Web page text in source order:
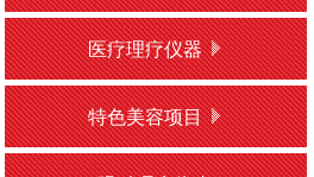
医疗理疗仪器
特色美容项目